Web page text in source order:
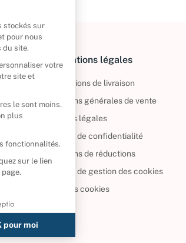
Informations légales
Informations de livraison
Conditions générales de vente
Mentions légales
Politique de confidentialité
Conditions de réductions
Politique de gestion des cookies
Gérer vos cookies